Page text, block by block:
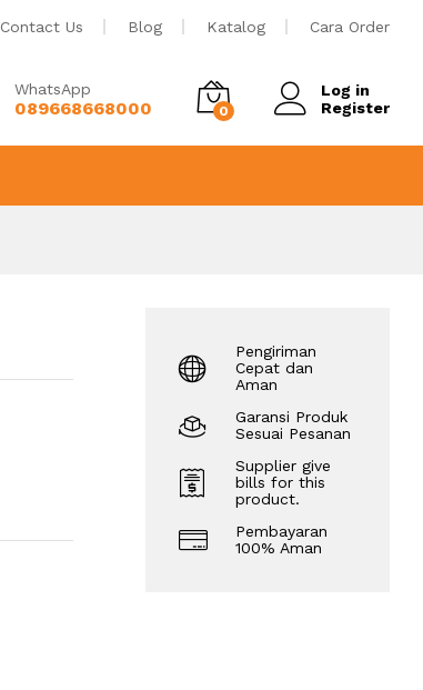
Contact Us Blog Katalog Cara Order
WhatsApp
089668668000 0
Log in
Register
Pengiriman
Cepat dan
Aman
Garansi Produk
Sesuai Pesanan
Supplier give
bills for this
product.
Pembayaran
100% Aman
5.490.000 Tambah ke keranjang